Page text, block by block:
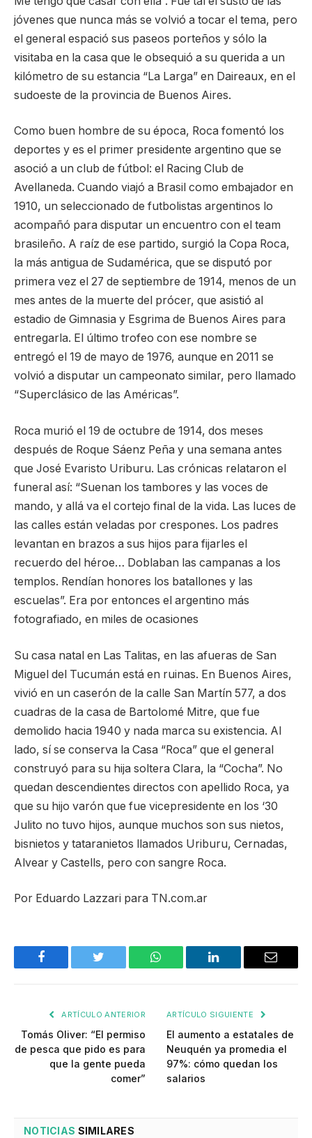
jóvenes que nunca más se volvió a tocar el tema, pero
el general espació sus paseos porteños y sólo la
visitaba en la casa que le obsequió a su querida a un
kilómetro de su estancia “La Larga” en Daireaux, en el
sudoeste de la provincia de Buenos Aires.
Como buen hombre de su época, Roca fomentó los
deportes y es el primer presidente argentino que se
asoció a un club de fútbol: el Racing Club de
Avellaneda. Cuando viajó a Brasil como embajador en
1910, un seleccionado de futbolistas argentinos lo
acompañó para disputar un encuentro con el team
brasileño. A raíz de ese partido, surgió la Copa Roca,
la más antigua de Sudamérica, que se disputó por
primera vez el 27 de septiembre de 1914, menos de un
mes antes de la muerte del prócer, que asistió al
estadio de Gimnasia y Esgrima de Buenos Aires para
entregarla. El último trofeo con ese nombre se
entregó el 19 de mayo de 1976, aunque en 2011 se
volvió a disputar un campeonato similar, pero llamado
“Superclásico de las Américas”.
Roca murió el 19 de octubre de 1914, dos meses
después de Roque Sáenz Peña y una semana antes
que José Evaristo Uriburu. Las crónicas relataron el
funeral así: “Suenan los tambores y las voces de
mando, y allá va el cortejo final de la vida. Las luces de
las calles están veladas por crespones. Los padres
levantan en brazos a sus hijos para fijarles el
recuerdo del héroe… Doblaban las campanas a los
templos. Rendían honores los batallones y las
escuelas”. Era por entonces el argentino más
fotografiado, en miles de ocasiones
Su casa natal en Las Talitas, en las afueras de San
Miguel del Tucumán está en ruinas. En Buenos Aires,
vivió en un caserón de la calle San Martín 577, a dos
cuadras de la casa de Bartolomé Mitre, que fue
demolido hacia 1940 y nada marca su existencia. Al
lado, sí se conserva la Casa “Roca” que el general
construyó para su hija soltera Clara, la “Cocha”. No
quedan descendientes directos con apellido Roca, ya
que su hijo varón que fue vicepresidente en los ‘30
Julito no tuvo hijos, aunque muchos son sus nietos,
bisnietos y tataranietos llamados Uriburu, Cernadas,
Alvear y Castells, pero con sangre Roca.
Por Eduardo Lazzari para TN.com.ar
Facebook Twitter WhatsApp LinkedIn Email
ARTÍCULO ANTERIOR
Tomás Oliver: “El permiso
de pesca que pido es para
que la gente pueda
comer”
ARTÍCULO SIGUIENTE
El aumento a estatales de
Neuquén ya promedia el
97%: cómo quedan los
salarios
NOTICIAS SIMILARES